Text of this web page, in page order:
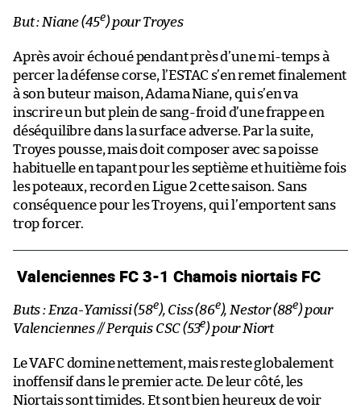
But : Niane (45e) pour Troyes
Après avoir échoué pendant près d’une mi-temps à
percer la défense corse, l’ESTAC s’en remet finalement
à son buteur maison, Adama Niane, qui s’en va
inscrire un but plein de sang-froid d’une frappe en
déséquilibre dans la surface adverse. Par la suite,
Troyes pousse, mais doit composer avec sa poisse
habituelle en tapant pour les septième et huitième fois
les poteaux, record en Ligue 2 cette saison. Sans
conséquence pour les Troyens, qui l’emportent sans
trop forcer.
Valenciennes FC 3-1 Chamois niortais FC
Buts : Enza-Yamissi (58e), Ciss (86e), Nestor (88e) pour
Valenciennes // Perquis CSC (53e) pour Niort
Le VAFC domine nettement, mais reste globalement
inoffensif dans le premier acte. De leur côté, les
Niortais sont timides. Et sont bien heureux de voir